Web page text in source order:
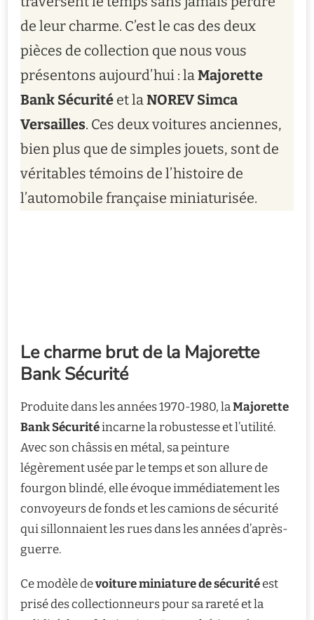
de leur charme. C’est le cas des deux
pièces de collection que nous vous
présentons aujourd’hui : laMajorette
Bank Sécurité et laNOREV Simca
Versailles. Ces deux voitures anciennes,
bien plus que de simples jouets, sont de
véritables témoins de l’histoire de
l’automobile française miniaturisée.
Le charme brut de la Majorette
Bank Sécurité
Produite dans les années 1970-1980, laMajorette
Bank Sécuritéincarne la robustesse et l’utilité.
Avec son châssis en métal, sa peinture
légèrement usée par le temps et son allure de
fourgon blindé, elle évoque immédiatement les
convoyeurs de fonds et les camions de sécurité
qui sillonnaient les rues dans les années d’après-
guerre.
Ce modèle devoiture miniature de sécuritéest
prisé des collectionneurs pour sa rareté et la